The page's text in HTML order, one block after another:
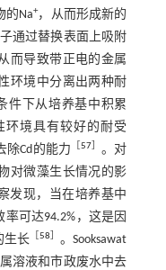
的Na+，从而形成新的
通过替换表面上吸附
而导致带正电的金属
环境中分离出两种耐
件下从培养基中积累
环境具有较好的耐受
除Cd的能力 ［57
。对
对微藻生长情况的影
发现，当在培养基中
可达94.2%，这是因
生长 ［58
。Sooksawat
溶液和市政废水中去